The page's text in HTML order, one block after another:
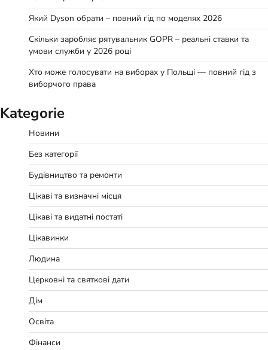
Який Dyson обрати – повний гід по моделях 2026
Скільки заробляє рятувальник GOPR – реальні ставки та
умови служби у 2026 році
Хто може голосувати на виборах у Польщі — повний гід з
виборчого права
Kategorie
Новини
Без категорії
Будівництво та ремонти
Цікаві та визначні місця
Цікаві та видатні постаті
Цікавинки
Людина
Церковні та святкові дати
Дім
Освіта
Фінанси